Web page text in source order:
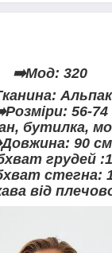
➡️Мод: 320
56-74
бутилка,
90 см
грудей
стегна:
від